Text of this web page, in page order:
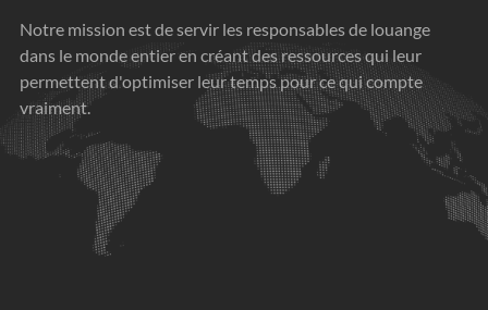
Notre mission est de servir les responsables de louange
dans le monde entier en créant des ressources qui leur
permettent d'optimiser leur temps pour ce qui compte
vraiment.